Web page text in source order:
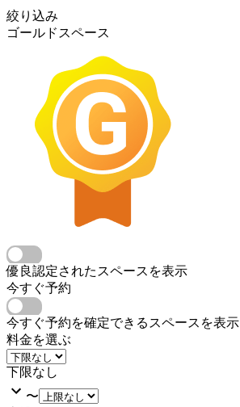
絞り込み
ゴールドスペース
優良認定されたスペースを表示
今すぐ予約
今すぐ予約を確定できるスペースを表示
料金を選ぶ
下限なし
〜